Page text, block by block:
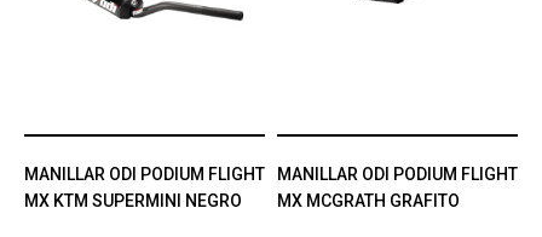
MANILLAR ODI PODIUM FLIGHT
MX KTM SUPERMINI NEGRO
MANILLAR ODI PODIUM FLIGHT
MX MCGRATH GRAFITO